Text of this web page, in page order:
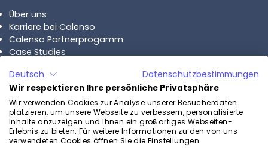
Über uns
Karriere bei Calenso
Calenso Partnerprogamm
Case Studies
Pläne
Calenso Business
Calenso Enterprise
Preise
Deutsch
Datenschutzbestimmungen
Wir respektieren Ihre persönliche Privatsphäre
Wir verwenden Cookies zur Analyse unserer Besucherdaten
platzieren, um unsere Webseite zu verbessern, personalisierte
Inhalte anzuzeigen und Ihnen ein großartiges Webseiten-
Erlebnis zu bieten. Für weitere Informationen zu den von uns
verwendeten Cookies öffnen Sie die Einstellungen.